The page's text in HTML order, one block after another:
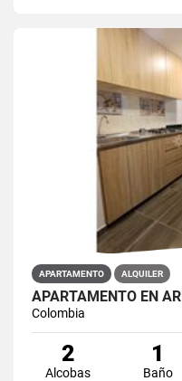
APARTAMENTO ALQUILER
Colombia
2
Alcobas
1
Baño